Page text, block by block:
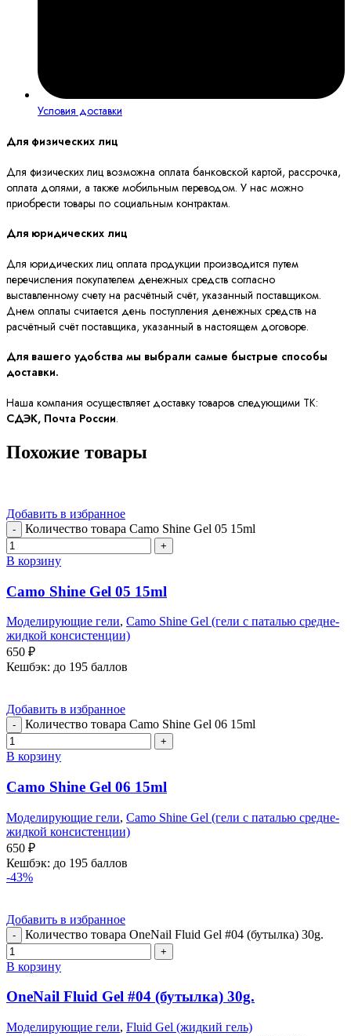
Условия доставки
Для физических лиц
Для физических лиц возможна оплата банковской картой, рассрочка,
оплата долями, а также мобильным переводом. У нас можно
приобрести товары по социальным контрактам.
Для юридических лиц
Для юридических лиц оплата продукции производится путем
перечисления покупателем денежных средств согласно
выставленному счету на расчётный счёт, указанный поставщиком.
Днем оплаты считается день поступления денежных средств на
расчётный счёт поставщика, указанный в настоящем договоре.
Для вашего удобства мы выбрали самые быстрые способы
доставки.
Наша компания осуществляет доставку товаров следующими ТК:
СДЭК, Почта России.
Похожие товары
Добавить в избранное
Количество товара Camo Shine Gel 05 15ml
В корзину
Camo Shine Gel 05 15ml
Моделирующие гели, Camo Shine Gel (гели с паталью средне-
жидкой консистенции)
650 ₽
Кешбэк: до 195 баллов
Добавить в избранное
Количество товара Camo Shine Gel 06 15ml
В корзину
Camo Shine Gel 06 15ml
Моделирующие гели, Camo Shine Gel (гели с паталью средне-
жидкой консистенции)
650 ₽
Кешбэк: до 195 баллов
-43%
Добавить в избранное
Количество товара OneNail Fluid Gel #04 (бутылка) 30g.
В корзину
OneNail Fluid Gel #04 (бутылка) 30g.
Моделирующие гели, Fluid Gel (жидкий гель)